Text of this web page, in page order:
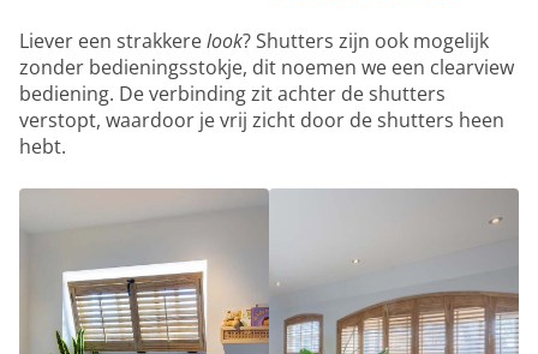
Liever een strakkerelook? Shutters zijn ook mogelijk
zonder bedieningsstokje, dit noemen we een clearview
bediening. De verbinding zit achter de shutters
verstopt, waardoor je vrij zicht door de shutters heen
hebt.